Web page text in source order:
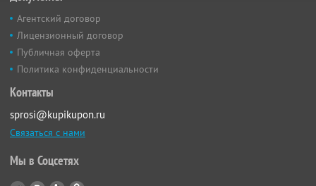
Агентский договор
Лицензионный договор
Публичная оферта
Политика конфиденциальности
Контакты
sprosi@kupikupon.ru
Связаться с нами
Мы в Соцсетях